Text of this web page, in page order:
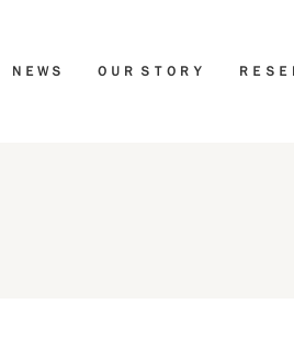
ＮＥＷＳ ＯＵＲ ＳＴＯＲＹ ＲＥＳ